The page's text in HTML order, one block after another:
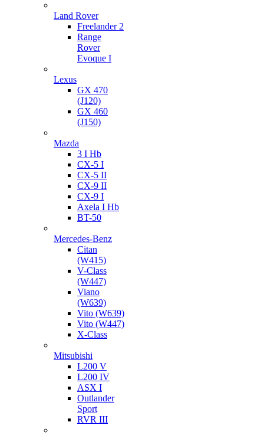
Land Rover
Freelander 2
Range
Rover
Evoque I
Lexus
GX 470
(J120)
GX 460
(J150)
Mazda
3 I Hb
CX-5 I
CX-5 II
CX-9 II
CX-9 I
Axela I Hb
BT-50
Mercedes-Benz
Citan
(W415)
V-Class
(W447)
Viano
(W639)
Vito (W639)
Vito (W447)
X-Class
Mitsubishi
L200 V
L200 IV
ASX I
Outlander
Sport
RVR III